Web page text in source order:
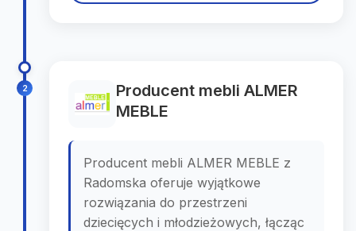
2
Producent mebli ALMER
MEBLE
Producent mebli ALMER MEBLE z
Radomska oferuje wyjątkowe
rozwiązania do przestrzeni
dziecięcych i młodzieżowych, łącząc